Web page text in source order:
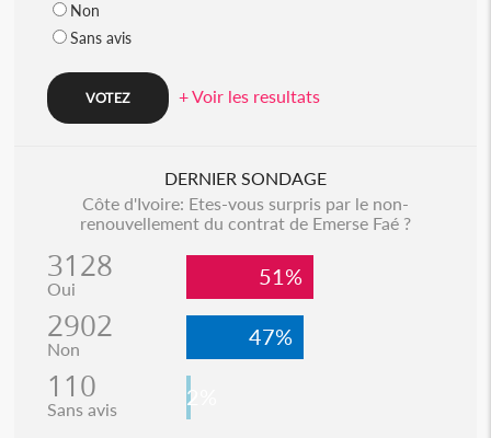
Non
Sans avis
+ Voir les resultats
DERNIER SONDAGE
Côte d'Ivoire: Etes-vous surpris par le non-
renouvellement du contrat de Emerse Faé ?
3128
Oui 51%
2902
Non 47%
110
Sans avis 2%